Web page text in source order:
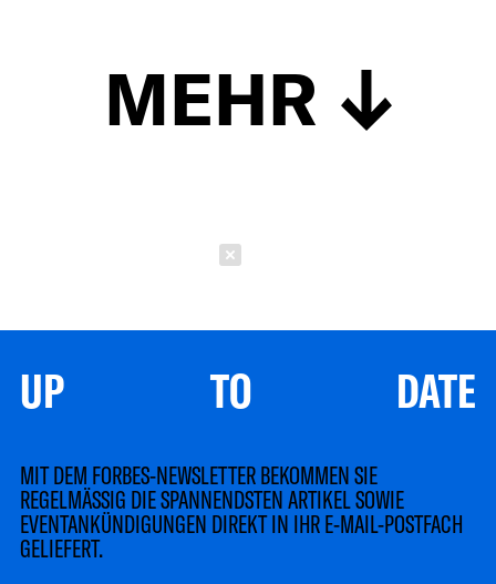
MEHR
UP TO DATE
MIT DEM FORBES-NEWSLETTER BEKOMMEN SIE
REGELMÄSSIG DIE SPANNENDSTEN ARTIKEL SOWIE
EVENTANKÜNDIGUNGEN DIREKT IN IHR E-MAIL-POSTFACH
GELIEFERT.